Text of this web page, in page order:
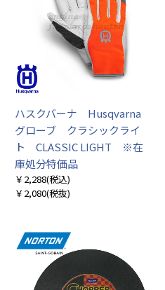
ハスクバーナ Husqvarna
グローブ クラシックライ
ト CLASSIC LIGHT ※在
庫処分特価品
￥2,288(税込)
￥2,080(税抜)